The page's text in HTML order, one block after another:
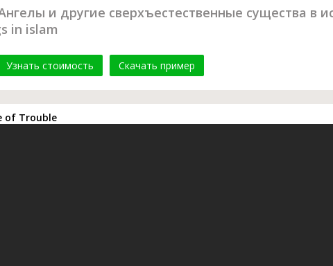
и другие сверхъестественные существа в
in islam
Узнать стоимость Скачать пример
of Trouble